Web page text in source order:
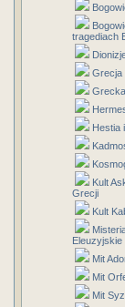
tragediach
Grecja
Hestia
Kult
Grecji
Kult
Eleuzyjskie
Mit
Mit
Mit